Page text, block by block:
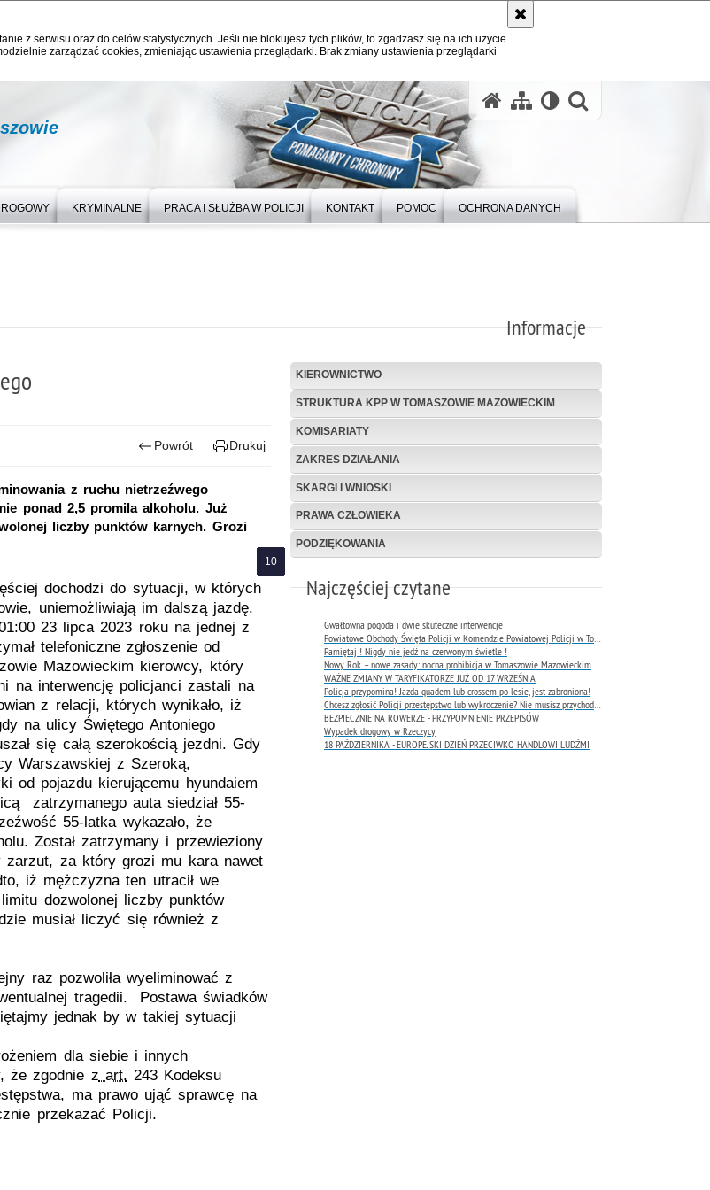
z serwisu oraz do celów statystycznych. Jeśli nie blokujesz tych plików, to zgadzasz się na ich użycie
zarządzać cookies, zmieniając ustawienia przeglądarki. Brak zmiany ustawienia przeglądarki
KRYMINALNE PRACA I SŁUŻBA W POLICJI KONTAKT POMOC OCHRONA DANYCH
Informacje
Powrót Drukuj
z ruchu nietrzeźwego
ponad 2,5 promila alkoholu. Już
liczby punktów karnych. Grozi
dochodzi do sytuacji, w których
uniemożliwiają im dalszą jazdę.
23 lipca 2023 roku na jednej z
telefoniczne zgłoszenie od
Mazowieckim kierowcy, który
na interwencję policjanci zastali na
z relacji, których wynikało, iż
na ulicy Świętego Antoniego
się całą szerokością jezdni. Gdy
Warszawskiej z Szeroką,
od pojazdu kierującemu hyundaiem
zatrzymanego auta siedział 55-
55-latka wykazało, że
Został zatrzymany i przewieziony
zarzut, za który grozi mu kara nawet
iż mężczyzna ten utracił we
dozwolonej liczby punktów
musiał liczyć się również z
raz pozwoliła wyeliminować z
tragedii. Postawa świadków
jednak by w takiej sytuacji
dla siebie i innych
że zgodnie z art. 243 Kodeksu
ma prawo ująć sprawcę na
przekazać Policji.
KIEROWNICTWO
STRUKTURA KPP W TOMASZOWIE MAZOWIECKIM
KOMISARIATY
ZAKRES DZIAŁANIA
SKARGI I WNIOSKI
PRAWA CZŁOWIEKA
PODZIĘKOWANIA
Najczęściej czytane
Gwałtowna pogoda i dwie skuteczne interwencje
Powiatowe Obchody Święta Policji w Komendzie Powiatowej Policji w Tomaszowie Mazowieckim
Pamiętaj ! Nigdy nie jedź na czerwonym świetle !
Nowy Rok – nowe zasady: nocna prohibicja w Tomaszowie Mazowieckim
WAŻNE ZMIANY W TARYFIKATORZE JUŻ OD 17 WRZEŚNIA
Policja przypomina! Jazda quadem lub crossem po lesie, jest zabroniona!
Chcesz zgłosić Policji przestępstwo lub wykroczenie? Nie musisz przychodzić do komendy !
BEZPIECZNIE NA ROWERZE - PRZYPOMNIENIE PRZEPISÓW
Wypadek drogowy w Rzeczycy
18 PAŹDZIERNIKA - EUROPEJSKI DZIEŃ PRZECIWKO HANDLOWI LUDŹMI